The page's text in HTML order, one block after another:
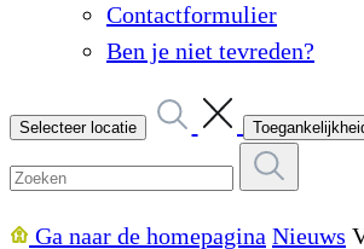
Contactformulier
Ben je niet tevreden?
Selecteer locatie
Ga naar de homepagina Nieuws